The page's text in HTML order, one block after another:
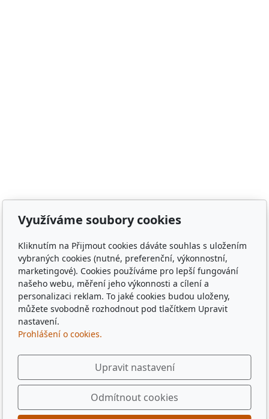
Týn, obec Bělá nad Radbuzou, obec Hostouň, město
město Liberec, město Praha, Dubaj, Dubai, dřevěné
tácky, pohádkové tácky, pivní tácky, sběratelské tácky,
sběratelské známky, turistické známky, třídní sraz, sraz
po 10 letech, sraz gymplu, sraz gymnázia, sraz ze
střední, sraz z vysoké, spolužáci, památka,
pamětihodnost, malebná místa, plates, Řím, Paříž,
Rome , Paris, München, Munig, Oktoberfest, Zapft
Využíváme soubory cookies
Kliknutím na Přijmout cookies dáváte souhlas s uložením
vybraných cookies (nutné, preferenční, výkonnostní,
marketingové). Cookies používáme pro lepší fungování
našeho webu, měření jeho výkonnosti a cílení a
personalizaci reklam. To jaké cookies budou uloženy,
můžete svobodně rozhodnout pod tlačítkem Upravit
nastavení.
Prohlášení o cookies.
Upravit nastavení
Odmítnout cookies